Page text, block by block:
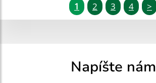
1 2 3 4 >
Napíšte nám